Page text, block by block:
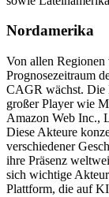
Nordamerika
Von allen Regionen
Prognosezeitraum
CAGR wächst. Die
großer Player wie
Amazon Web Inc.,
Diese Akteure
verschiedener
ihre Präsenz
sich wichtige
Plattform, die auf